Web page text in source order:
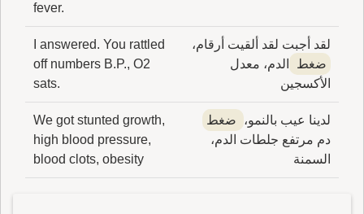
fever.
لقد أجبت لقد ألقيت أرقام،
ضغط
الدم، معدل
الأكسجين
I answered. You rattled
off numbers B.P., O2
sats.
لدينا عيب بالنمو،
ضغط
دم مرتفع جلطات الدم،
السمنة
We got stunted growth,
high blood pressure,
blood clots, obesity